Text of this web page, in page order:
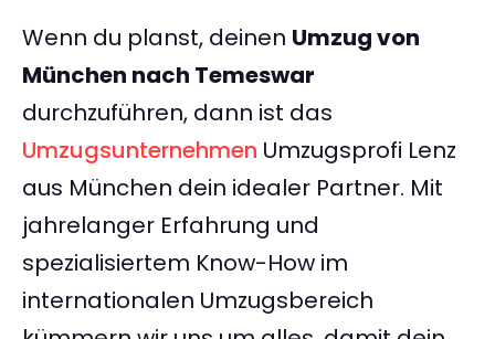
Wenn du planst, deinen Umzug von
München nach Temeswar
durchzuführen, dann ist das
Umzugsunternehmen Umzugsprofi Lenz
aus München dein idealer Partner. Mit
jahrelanger Erfahrung und
spezialisiertem Know-How im
internationalen Umzugsbereich